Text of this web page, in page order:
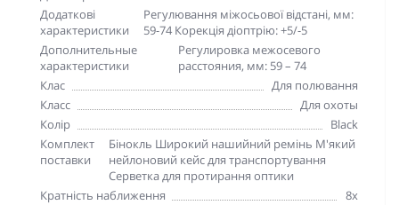
Додаткові
характеристики
Регулювання міжосьової відстані, мм:
59-74 Корекція діоптрію: +5/-5
Дополнительные
характеристики
Регулировка межосевого
расстояния, мм: 59 – 74
Клас
Для полювання
Класс
Для охоты
Колір
Black
Комплект
поставки
Бінокль Широкий нашийний ремінь М'який
нейлоновий кейс для транспортування
Серветка для протирання оптики
Кратність наближення
8х